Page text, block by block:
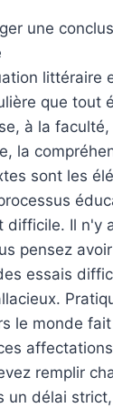
littéraire
que tout
à la faculté,
la
sont les
difficile. Il n'y
pensez
essais
le monde
remplir
un délai